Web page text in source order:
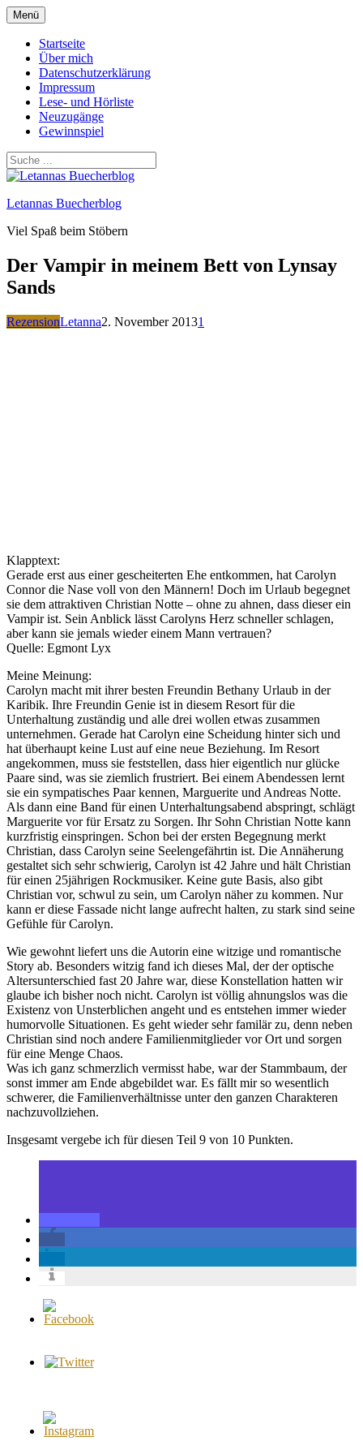
Zum
Inhalt
springen
Menü
Startseite
Über mich
Datenschutzerklärung
Impressum
Lese- und Hörliste
Neuzugänge
Gewinnspiel
Letannas Buecherblog
Viel Spaß beim Stöbern
Der Vampir in meinem Bett von Lynsay
Sands
RezensionLetanna2. November 20131
Klapptext:
Gerade erst aus einer gescheiterten Ehe entkommen, hat Carolyn
Connor die Nase voll von den Männern! Doch im Urlaub begegnet
sie dem attraktiven Christian Notte – ohne zu ahnen, dass dieser ein
Vampir ist. Sein Anblick lässt Carolyns Herz schneller schlagen,
aber kann sie jemals wieder einem Mann vertrauen?
Quelle: Egmont Lyx
Meine Meinung:
Carolyn macht mit ihrer besten Freundin Bethany Urlaub in der
Karibik. Ihre Freundin Genie ist in diesem Resort für die
Unterhaltung zuständig und alle drei wollen etwas zusammen
unternehmen. Gerade hat Carolyn eine Scheidung hinter sich und
hat überhaupt keine Lust auf eine neue Beziehung. Im Resort
angekommen, muss sie feststellen, dass hier eigentlich nur glücke
Paare sind, was sie ziemlich frustriert. Bei einem Abendessen lernt
sie ein sympatisches Paar kennen, Marguerite und Andreas Notte.
Als dann eine Band für einen Unterhaltungsabend abspringt, schlägt
Marguerite vor für Ersatz zu Sorgen. Ihr Sohn Christian Notte kann
kurzfristig einspringen. Schon bei der ersten Begegnung merkt
Christian, dass Carolyn seine Seelengefährtin ist. Die Annäherung
gestaltet sich sehr schwierig, Carolyn ist 42 Jahre und hält Christian
für einen 25jährigen Rockmusiker. Keine gute Basis, also gibt
Christian vor, schwul zu sein, um Carolyn näher zu kommen. Nur
kann er diese Fassade nicht lange aufrecht halten, zu stark sind seine
Gefühle für Carolyn.
Wie gewohnt liefert uns die Autorin eine witzige und romantische
Story ab. Besonders witzig fand ich dieses Mal, der der optische
Altersunterschied fast 20 Jahre war, diese Konstellation hatten wir
glaube ich bisher noch nicht. Carolyn ist völlig ahnungslos was die
Existenz von Unsterblichen angeht und es entstehen immer wieder
humorvolle Situationen. Es geht wieder sehr familär zu, denn neben
Christian sind noch andere Familienmitglieder vor Ort und sorgen
für eine Menge Chaos.
Was ich ganz schmerzlich vermisst habe, war der Stammbaum, der
sonst immer am Ende abgebildet war. Es fällt mir so wesentlich
schwerer, die Familienverhältnisse unter den ganzen Charakteren
nachzuvollziehen.
Insgesamt vergebe ich für diesen Teil 9 von 10 Punkten.